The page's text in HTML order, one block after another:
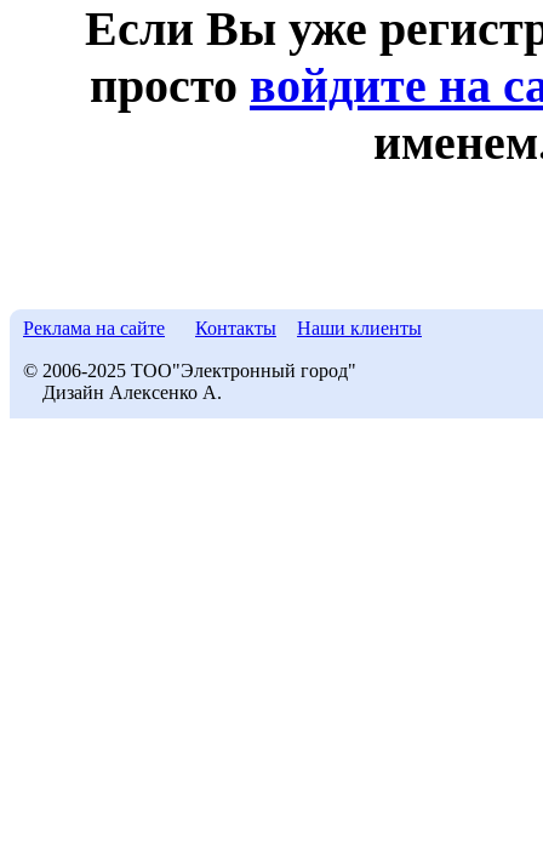
Если Вы уже
просто войдите на
Реклама на сайте Контакты Наши клиенты
© 2006-2025 ТОО"Электронный город"
Дизайн Алексенко А.